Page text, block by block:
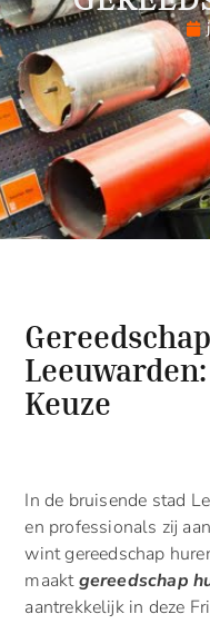
Keuze
In de bruisende stad
en professionals zij
wint gereedschap
maaktgereedschap
aantrekkelijk in deze